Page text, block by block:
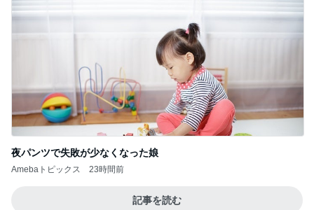
夜パンツで失敗が少なくなった娘
Amebaトピックス 23時間前
記事を読む
Amebaトピックス 1日前